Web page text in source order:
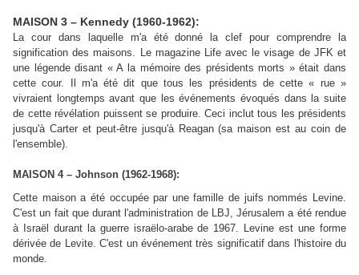
MAISON 3 – Kennedy (1960-1962):
La cour dans laquelle m'a été donné la clef pour comprendre la
signification des maisons. Le magazine Life avec le visage de JFK et
une légende disant « A la mémoire des présidents morts » était dans
cette cour. Il m'a été dit que tous les présidents de cette « rue »
vivraient longtemps avant que les événements évoqués dans la suite
de cette révélation puissent se produire. Ceci inclut tous les présidents
jusqu'à Carter et peut-être jusqu'à Reagan (sa maison est au coin de
l'ensemble).
MAISON 4 – Johnson (1962-1968):
Cette maison a été occupée par une famille de juifs nommés Levine.
C'est un fait que durant l'administration de LBJ, Jérusalem a été rendue
à Israël durant la guerre israëlo-arabe de 1967. Levine est une forme
dérivée de Levite. C'est un événement très significatif dans l'histoire du
monde.